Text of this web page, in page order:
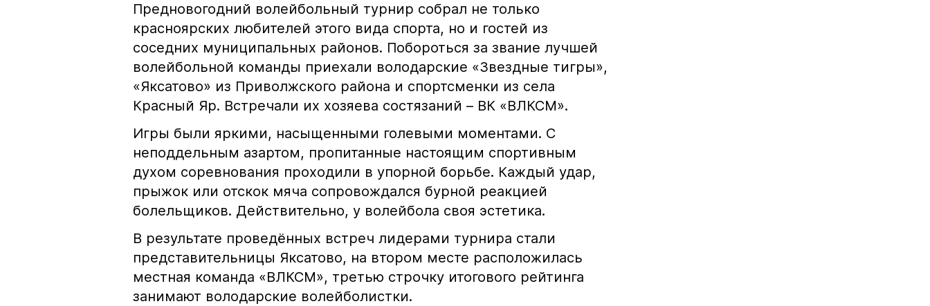
Предновогодний волейбольный турнир собрал не только
красноярских любителей этого вида спорта, но и гостей из
соседних муниципальных районов. Побороться за звание лучшей
волейбольной команды приехали володарские «Звездные тигры»,
«Яксатово» из Приволжского района и спортсменки из села
Красный Яр. Встречали их хозяева состязаний – ВК «ВЛКСМ».
Игры были яркими, насыщенными голевыми моментами. С
неподдельным азартом, пропитанные настоящим спортивным
духом соревнования проходили в упорной борьбе. Каждый удар,
прыжок или отскок мяча сопровождался бурной реакцией
болельщиков. Действительно, у волейбола своя эстетика.
В результате проведённых встреч лидерами турнира стали
представительницы Яксатово, на втором месте расположилась
местная команда «ВЛКСМ», третью строчку итогового рейтинга
занимают володарские волейболистки.